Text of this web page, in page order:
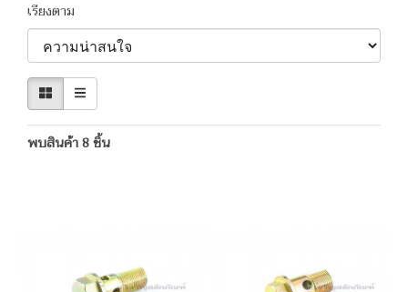
เรียงตาม
พบสินค้า 8 ชิ้น